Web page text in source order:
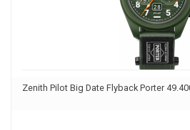
Zenith Pilot Big Date Flyback Porter